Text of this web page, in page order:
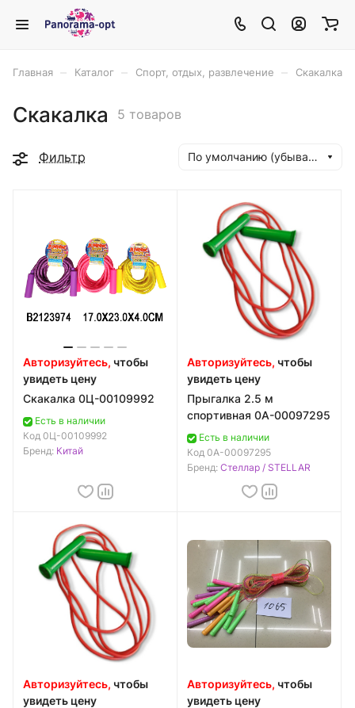
Главная Каталог Спорт, отдых, развлечение Скакалка
Скакалка 5 товаров
Фильтр По умолчанию (убывание)
Авторизуйтесь, чтобы
увидеть цену
Скакалка 0Ц-00109992
Есть в наличии
Код 0Ц-00109992
Бренд: Китай
Авторизуйтесь, чтобы
увидеть цену
Прыгалка 2.5 м
спортивная 0А-00097295
Есть в наличии
Код 0А-00097295
Бренд: Стеллар / STELLAR
Авторизуйтесь, чтобы
увидеть цену
Авторизуйтесь, чтобы
увидеть цену